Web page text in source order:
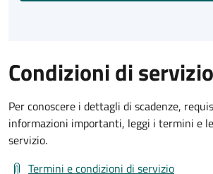
Condizioni di servizio
Per conoscere i dettagli di scadenze,
informazioni importanti, leggi i termini e
servizio.
Termini e condizioni di servizio